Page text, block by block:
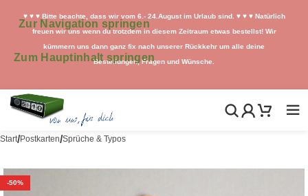
Zur Navigation springen
Zum Hauptinhalt springen
♥ ♥ ♥ Bitte beachte, dass wir vom 6.- 24.August im Urlaub sind. ♥ ♥ ♥ Natürlich
freuen wir uns wenn du trotzdem in diesem Zeitraum etwas bestellst! Wir
kümmern uns dann ganz fix nach unserer Rückkehr um alle deine
Bestellungen, Fragen und Wünsche.
Start/Postkarten/Sprüche & Typos
-50%